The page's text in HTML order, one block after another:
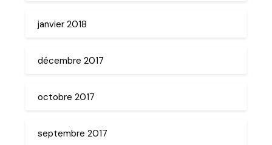
janvier 2018
décembre 2017
octobre 2017
septembre 2017